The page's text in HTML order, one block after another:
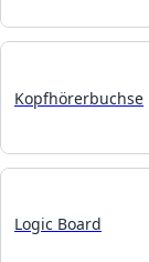
Kopfhörerbuchse
Logic Board